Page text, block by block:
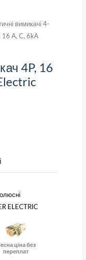
вимикачі 4-
16 A, C, 6kA
4P, 16
ELECTRIC
ціна без
переплат